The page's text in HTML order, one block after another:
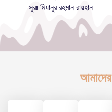
সুরঃ মিযানুর রহমান রায়হান
আমাদের